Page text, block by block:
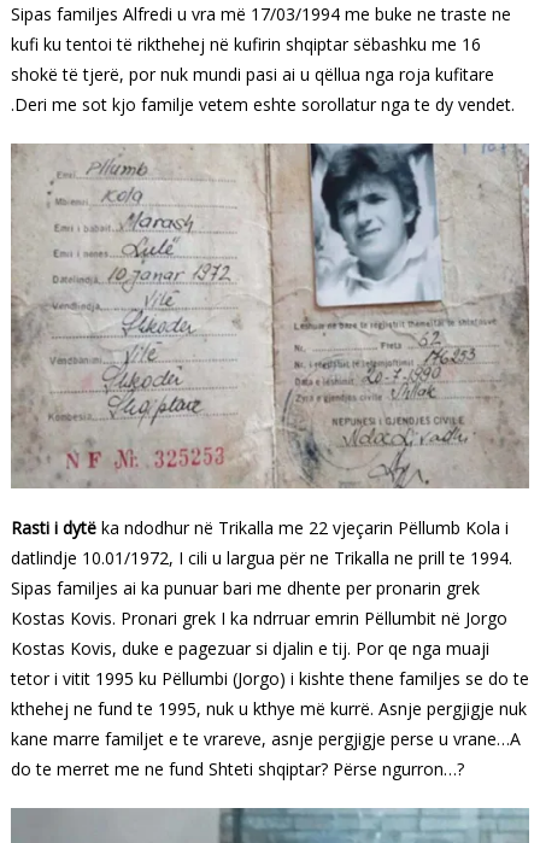
Sipas familjes Alfredi u vra më 17/03/1994 me buke ne traste ne
kufi ku tentoi të rikthehej në kufirin shqiptar sëbashku me 16
shokë të tjerë, por nuk mundi pasi ai u qëllua nga roja kufitare
.Deri me sot kjo familje vetem eshte sorollatur nga te dy vendet.
Rasti i dytëka ndodhur në Trikalla me 22 vjeçarin Pëllumb Kola i
datlindje 10.01/1972, I cili u largua për ne Trikalla ne prill te 1994.
Sipas familjes ai ka punuar bari me dhente per pronarin grek
Kostas Kovis. Pronari grek I ka ndrruar emrin Pëllumbit në Jorgo
Kostas Kovis, duke e pagezuar si djalin e tij. Por qe nga muaji
tetor i vitit 1995 ku Pëllumbi (Jorgo) i kishte thene familjes se do te
kthehej ne fund te 1995, nuk u kthye më kurrë. Asnje pergjigje nuk
kane marre familjet e te vrareve, asnje pergjigje perse u vrane…A
do te merret me ne fund Shteti shqiptar? Përse ngurron…?